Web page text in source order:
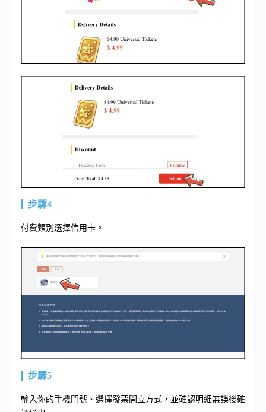
步驟4
付費類別選擇信用卡。
步驟5
輸入你的手機門號、選擇發票開立方式，並確認明細無誤後確